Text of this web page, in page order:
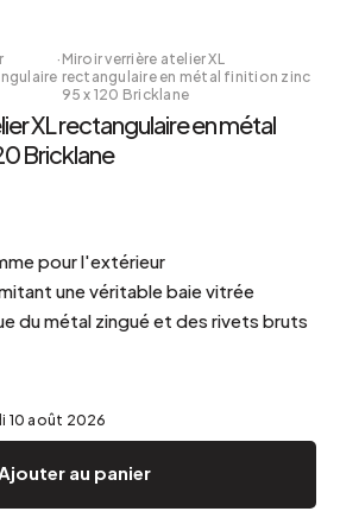
· Miroir verrière atelier XL
rectangulaire en métal finition zinc
95 x 120 Bricklane
XL rectangulaire en métal
Bricklane
pour l'extérieur
une véritable baie vitrée
du métal zingué et des rivets bruts
10 août 2026
au panier